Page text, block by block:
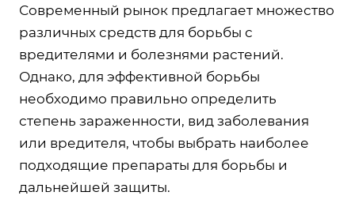
Современный рынок предлагает множество
различных средств для борьбы с
вредителями и болезнями растений.
Однако, для эффективной борьбы
необходимо правильно определить
степень зараженности, вид заболевания
или вредителя, чтобы выбрать наиболее
подходящие препараты для борьбы и
дальнейшей защиты.